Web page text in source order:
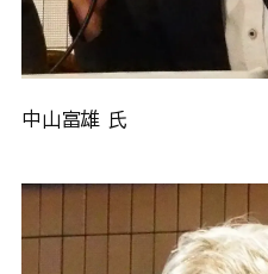
中山富雄 氏